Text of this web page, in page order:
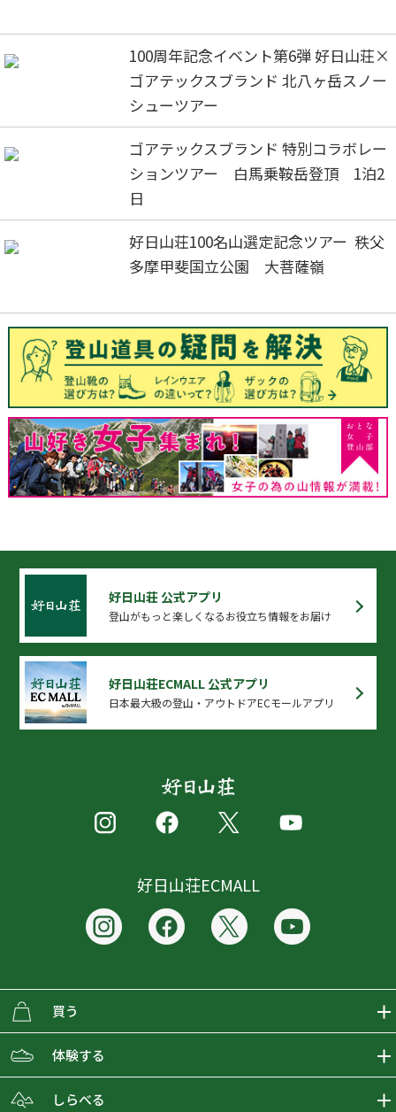
100周年記念イベント第6弾 好日山荘×
ゴアテックスブランド 北八ヶ岳スノー
シューツアー
ゴアテックスブランド 特別コラボレー
ションツアー 白馬乗鞍岳登頂 1泊2
日
好日山荘100名山選定記念ツアー 秩父
多摩甲斐国立公園 大菩薩嶺
好日山荘 公式アプリ
登山がもっと楽しくなるお役立ち情報をお届け
好日山荘ECMALL 公式アプリ
日本最大級の登山・アウトドアECモールアプリ
好日山荘ECMALL
買う
ECMALLの商品をさがす
取り扱いブランド一覧
体験する
おとな女子登山部
しらべる